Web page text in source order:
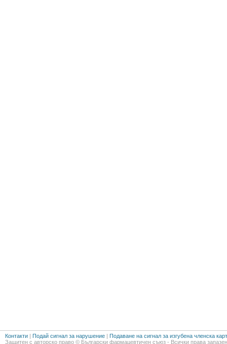
Контакти | Подай сигнал за нарушение | Подаване на сигнал за изгубена членска
Защитен с авторско право © Български фармацевтичен съюз - Всички права